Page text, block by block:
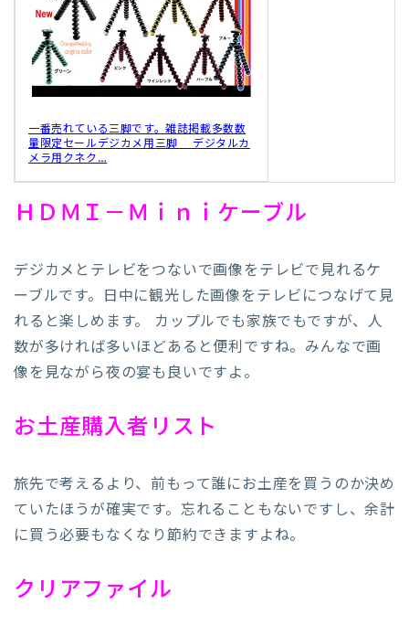
一番売れている三脚です。雑誌掲載多数数
量限定セールデジカメ用三脚 デジタルカ
メラ用クネク…
ＨＤＭＩ－Ｍｉｎｉケーブル
デジカメとテレビをつないで画像をテレビで見れるケ
ーブルです。日中に観光した画像をテレビにつなげて見
れると楽しめます。 カップルでも家族でもですが、人
数が多ければ多いほどあると便利ですね。みんなで画
像を見ながら夜の宴も良いですよ。
お土産購入者リスト
旅先で考えるより、前もって誰にお土産を買うのか決め
ていたほうが確実です。忘れることもないですし、余計
に買う必要もなくなり節約できますよね。
クリアファイル